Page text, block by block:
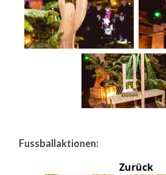
Fussballaktionen:
Zurück